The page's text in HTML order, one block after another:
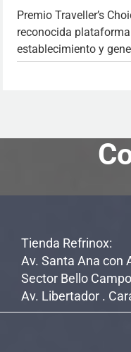
Premio Traveller’s
reconocida
establecimiento y
Tienda Refrinox:
Av. Santa Ana con
Sector Bello
Av. Libertador .